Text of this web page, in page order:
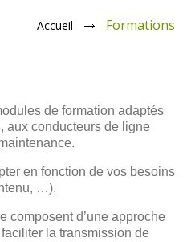
Accueil Formations
de formation adaptés
aux conducteurs de ligne
en fonction de vos besoins
…).
composent d’une approche
la transmission de